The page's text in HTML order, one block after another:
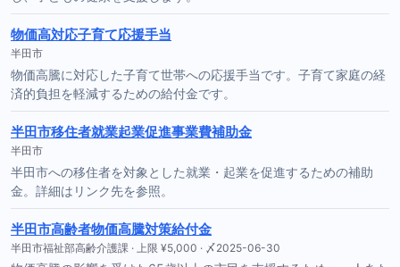
物価高対応子育て応援手当
半田市
物価高騰に対応した子育て世帯への応援手当です。子育て家庭の経
済的負担を軽減するための給付金です。
半田市移住者就業起業促進事業費補助金
半田市
半田市への移住者を対象とした就業・起業を促進するための補助
金。詳細はリンク先を参照。
半田市高齢者物価高騰対策給付金
半田市福祉部高齢介護課 · 上限 ¥5,000 · 〆2025-06-30